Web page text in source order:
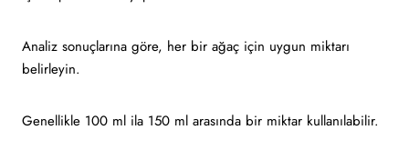
Analiz sonuçlarına göre, her bir ağaç için uygun miktarı
belirleyin.
Genellikle 100 ml ila 150 ml arasında bir miktar kullanılabilir.